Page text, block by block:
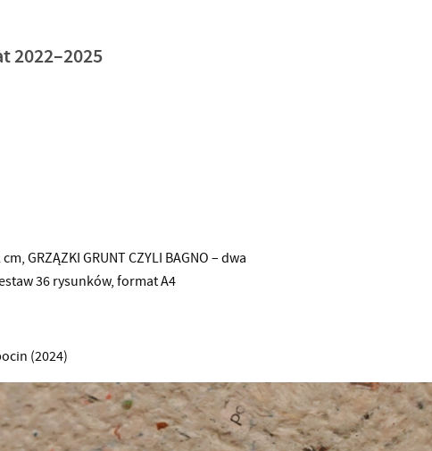
2022–2025
GRZĄZKI GRUNT CZYLI BAGNO – dwa
36 rysunków, format A4
(2024)